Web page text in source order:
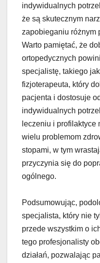
indywidualnych
że są skutecznym
zapobieganiu różnym
Warto pamiętać, że
ortopedycznych
specjalistę, takiego
fizjoterapeuta, który
pacjenta i dostosuje
indywidualnych
leczeniu i profilaktyce
wielu problemom
stopami, w tym
przyczynia się do
ogólnego.
Podsumowując,
specjalista, który nie
przede wszystkim o
tego profesjonalisty
działań, pozwalając